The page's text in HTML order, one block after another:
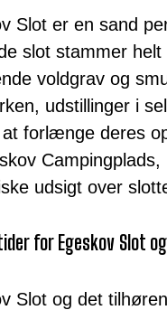
Slot er en sand
slot stammer
voldgrav og
udstillinger i
forlænge deres
udsigt over
for Egeskov Slot
Slot og det